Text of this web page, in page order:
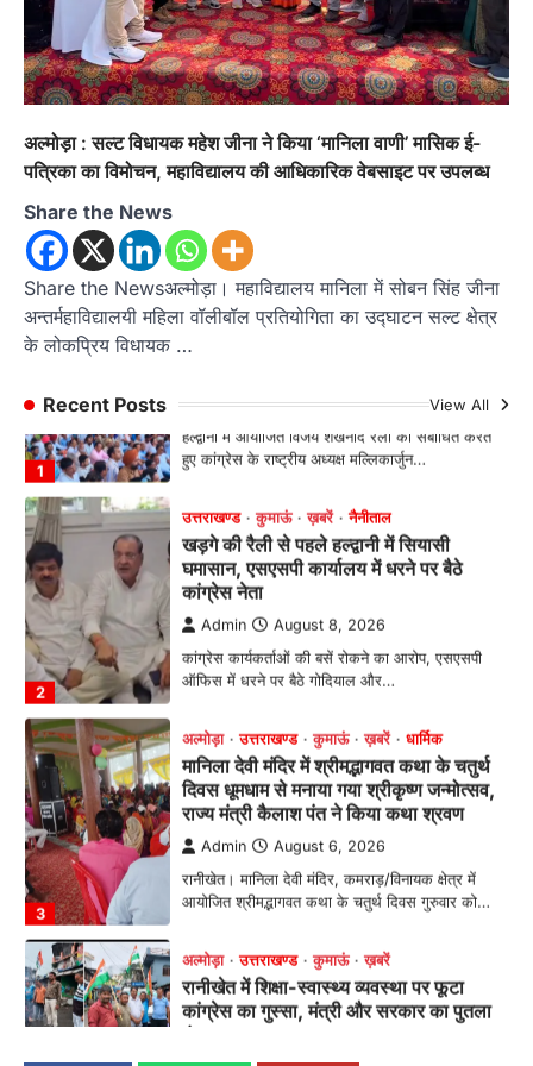
अल्मोड़ा : सल्ट विधायक महेश जीना ने किया ‘मानिला वाणी’ मासिक ई-
पत्रिका का विमोचन, महाविद्यालय की आधिकारिक वेबसाइट पर उपलब्ध
Share the News
Share the Newsअल्मोड़ा। महाविद्यालय मानिला में सोबन सिंह जीना
अन्तर्महाविद्यालयी महिला वॉलीबॉल प्रतियोगिता का उद्घाटन सल्ट क्षेत्र
के लोकप्रिय विधायक …
Recent Posts View All
4
Admin August 6, 2026
भतरोजखान में कांग्रेस का प्रदर्शन, स्वास्थ्य मंत्री व शिक्षा
मंत्री का फूंका पुतला 'विद्यालयों में…
1
उत्तराखण्ड कुमाऊं ख़बरें
हल्द्वानी में खड़गे का हुंकार, नौकरियों से लेकर
संविधान और भ्रष्टाचार तक भाजपा को घेरा
हल्द्वानी में आयोजित विजय शंखनाद रैली को संबोधित करते
हुए कांग्रेस के राष्ट्रीय अध्यक्ष मल्लिकार्जुन…
2
कुमाऊं नैनीताल
खड़गे की रैली से पहले हल्द्वानी में सियासी
कांग्रेस नेता
Admin August 8, 2026
कांग्रेस कार्यकर्ताओं की बसें रोकने का आरोप, एसएसपी
3
अल्मोड़ा उत्तराखण्ड कुमाऊं ख़बरें धार्मिक
मानिला देवी मंदिर में श्रीमद्भागवत कथा के चतुर्थ
दिवस धूमधाम से मनाया गया श्रीकृष्ण जन्मोत्सव,
राज्य मंत्री कैलाश पंत ने किया कथा श्रवण
Admin August 6, 2026
रानीखेत। मानिला देवी मंदिर, कमराड़/विनायक क्षेत्र में
4
अल्मोड़ा उत्तराखण्ड कुमाऊं ख़बरें
रानीखेत में शिक्षा-स्वास्थ्य व्यवस्था पर फूटा
कांग्रेस का गुस्सा, मंत्री और सरकार का पुतला
फूंका
Admin August 6, 2026
भतरोजखान में कांग्रेस का प्रदर्शन, स्वास्थ्य मंत्री व शिक्षा
उत्तराखण्ड कुमाऊं ख़बरें नैनीताल
हल्द्वानी में खड़गे का हुंकार, नौकरियों से लेकर